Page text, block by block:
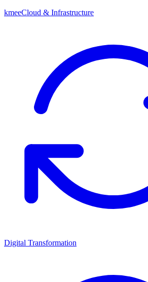
kmeeCloud & Infrastructure
Digital Transformation